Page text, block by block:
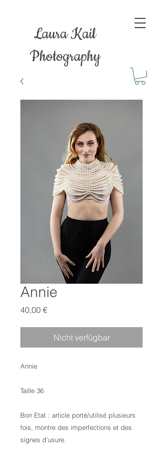
Laura Kail
Photography
Annie
40,00 €Preis
Nicht verfügbar
Annie
Taille 36
Bon Etat : article porté/utilisé plusieurs
fois, montre des imperfections et des
signes d'usure.